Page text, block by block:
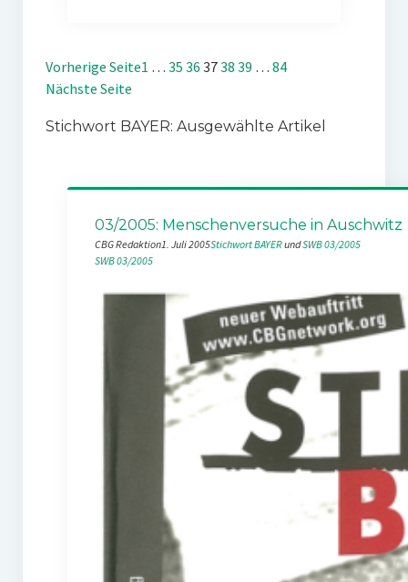
Vorherige Seite1 … 35 36 3738 39 … 84
Nächste Seite
Stichwort BAYER: Ausgewählte Artikel
03/2005: Menschenversuche in Auschwitz
CBG Redaktion1. Juli 2005Stichwort BAYER und SWB 03/2005
SWB 03/2005